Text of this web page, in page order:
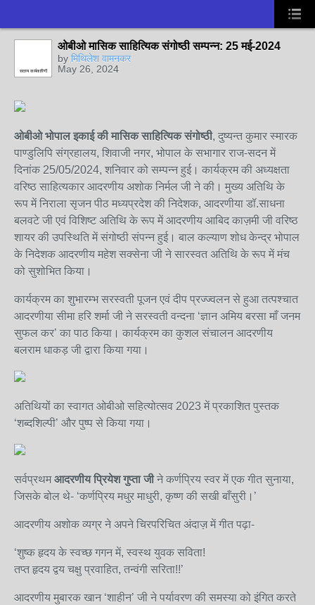
सदस्य कार्यकारिणी
ओबीओ मासिक साहित्यिक संगोष्ठी सम्पन्न: 25 मई-2024
by मिथिलेश वामनकर
May 26, 2024
ओबीओ भोपाल इकाई की मासिक साहित्यिक संगोष्ठी, दुष्यन्त कुमार स्मारक
पाण्डुलिपि संग्रहालय, शिवाजी नगर, भोपाल के सभागार राज-सदन में
दिनांक 25/05/2024, शनिवार को सम्पन्न हुई। कार्यक्रम की अध्यक्षता
वरिष्ठ साहित्यकार आदरणीय अशोक निर्मल जी ने की। मुख्य अतिथि के
रूप में निराला सृजन पीठ मध्यप्रदेश की निदेशक, आदरणीया डॉ.साधना
बलवटे जी एवं विशिष्ट अतिथि के रूप में आदरणीय आबिद काज़मी जी वरिष्ठ
शायर की उपस्थिति में संगोष्ठी संपन्न हुई। बाल कल्याण शोध केन्द्र भोपाल
के निदेशक आदरणीय महेश सक्सेना जी ने सारस्वत अतिथि के रूप में मंच
को सुशोभित किया।
कार्यक्रम का शुभारम्भ सरस्वती पूजन एवं दीप प्रज्ज्वलन से हुआ तत्पश्चात
आदरणीया सीमा हरि शर्मा जी ने सरस्वती वन्दना ‘ज्ञान अमिय बरसा माँ जनम
सुफल कर’ का पाठ किया। कार्यक्रम का कुशल संचालन आदरणीय
बलराम धाकड़ जी द्वारा किया गया।
अतिथियों का स्वागत ओबीओ सहित्योत्सव 2023 में प्रकाशित पुस्तक
‘शब्दशिल्पी’ और पुष्प से किया गया।
सर्वप्रथमआदरणीय प्रियेश गुप्ता जीने कर्णप्रिय स्वर में एक गीत सुनाया,
जिसके बोल थे- ‘कर्णप्रिय मधुर माधुरी, कृष्ण की सखी बाँसुरी।’
आदरणीय अशोक व्यग्र ने अपने चिरपरिचित अंदाज़ में गीत पढ़ा-
‘शुष्क हृदय के स्वच्छ गगन में, स्वस्थ युवक सविता!
तप्त हृदय द्वय चक्षु प्रवाहित, तन्वंगी सरिता!!’
आदरणीय मुबारक खान ‘शाहीन’ जी ने पर्यावरण की समस्या को इंगित करते